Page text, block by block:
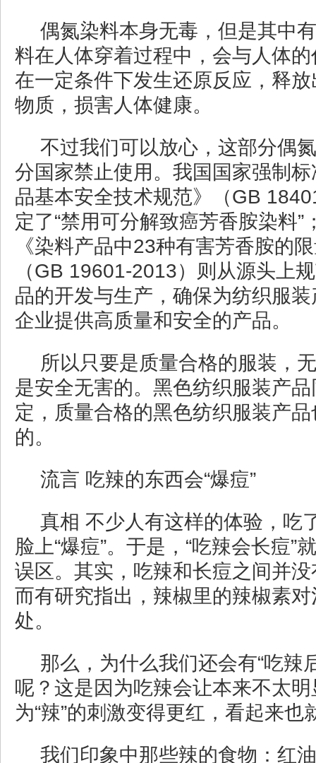
偶氮染料本身无毒，但是其中
料在人体穿着过程中，会与人体
在一定条件下发生还原反应，释
物质，损害人体健康。
不过我们可以放心，这部分偶
分国家禁止使用。我国国家强制
品基本安全技术规范》（GB
定了“禁用可分解致癌芳香胺染料”
《染料产品中23种有害芳香胺的
（GB 19601-2013）则从源头上
品的开发与生产，确保为纺织服
企业提供高质量和安全的产品。
所以只要是质量合格的服装，
是安全无害的。黑色纺织服装产
定，质量合格的黑色纺织服装产
的。
流言 吃辣的东西会“爆痘”
真相 不少人有这样的体验，吃
脸上“爆痘”。于是，“吃辣会长痘”
误区。其实，吃辣和长痘之间并
而有研究指出，辣椒里的辣椒素
处。
那么，为什么我们还会有“吃辣
呢？这是因为吃辣会让本来不太
为“辣”的刺激变得更红，看起来也
我们印象中那些辣的食物：红